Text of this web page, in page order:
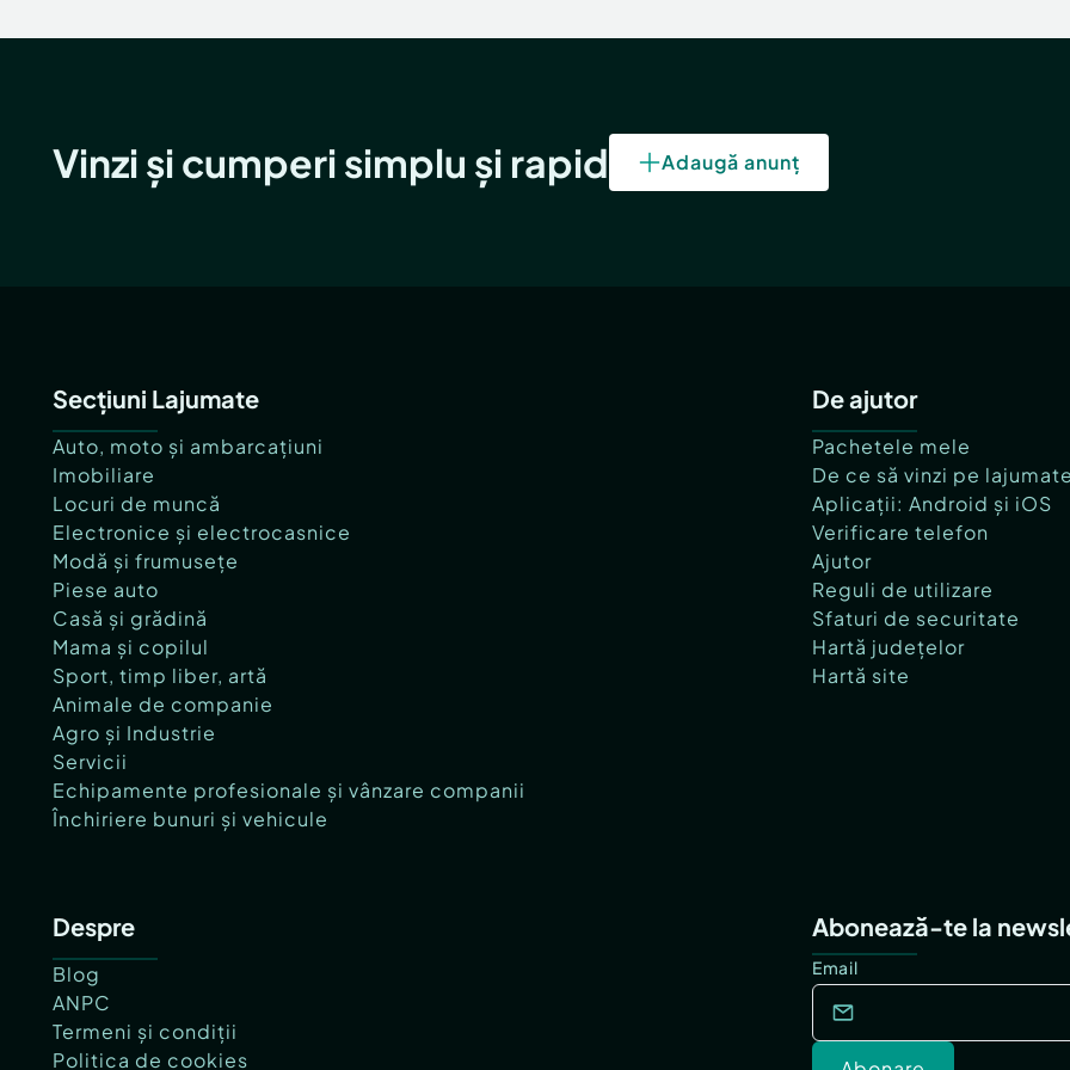
Vinzi și cumperi simplu și rapid Adaugă anunț
Secțiuni Lajumate
Auto, moto și ambarcațiuni
Imobiliare
Locuri de muncă
Electronice și electrocasnice
Modă și frumusețe
Piese auto
Casă și grădină
Mama și copilul
Sport, timp liber, artă
Animale de companie
Agro și Industrie
Servicii
Echipamente profesionale și vânzare companii
Închiriere bunuri și vehicule
De ajutor
Pachetele mele
De ce să vinzi pe
Aplicații: Android și iOS
Verificare telefon
Ajutor
Reguli de utilizare
Sfaturi de securitate
Hartă județelor
Hartă site
Despre
Blog
ANPC
Termeni și condiții
Politica de cookies
Abonează-te la
Email